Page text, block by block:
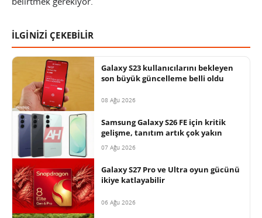
İLGİNİZİ ÇEKEBİLİR
Galaxy S23 kullanıcılarını bekleyen
son büyük güncelleme belli oldu
08 Ağu 2026
Samsung Galaxy S26 FE için kritik
gelişme, tanıtım artık çok yakın
07 Ağu 2026
Galaxy S27 Pro ve Ultra oyun gücünü
ikiye katlayabilir
06 Ağu 2026